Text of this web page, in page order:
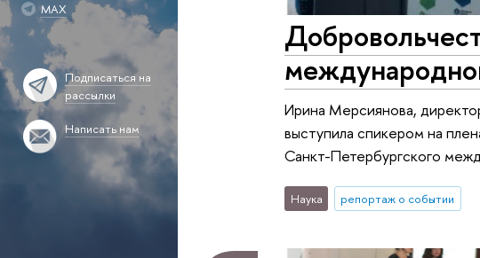
MAX
Подписаться на
рассылки
Написать нам
Ирина Мерсиянова,
выступила спикером на
Санкт-Петербургского
Наука репортаж о событии